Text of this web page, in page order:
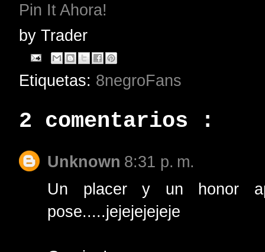
Pin It Ahora!
by Trader
Etiquetas: 8negroFans
2 comentarios :
Unknown 8:31 p. m.
Un placer y un honor
pose.....jejejejejeje